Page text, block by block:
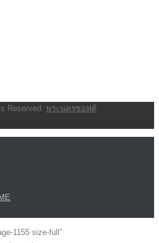
Reserved. พระนครซอฟต์
1155 size-full”